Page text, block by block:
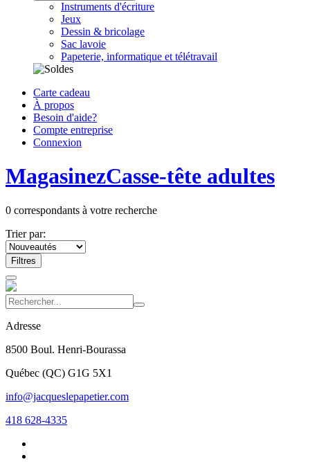
Instruments d'écriture
Jeux
Dessin & bricolage
Sac lavoie
Papeterie, informatique et télétravail
Carte cadeau
À propos
Besoin d'aide?
Compte entreprise
Connexion
MagasinezCasse-tête adultes
0 correspondants à votre recherche
Trier par:
Filtres
Adresse
8500 Boul. Henri-Bourassa
Québec (QC) G1G 5X1
info@jacqueslepapetier.com
418 628-4335